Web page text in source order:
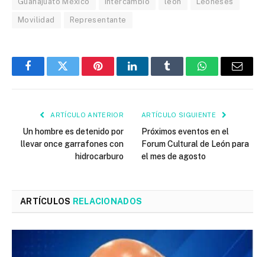
Movilidad Representante
FacebookTwitter PinterestLinkedInTumblr WhatsAppEmail
ARTÍCULO ANTERIOR
Un hombre es detenido por
llevar once garrafones con
hidrocarburo
ARTÍCULO SIGUIENTE
Próximos eventos en el
Forum Cultural de León para
el mes de agosto
ARTÍCULOS RELACIONADOS